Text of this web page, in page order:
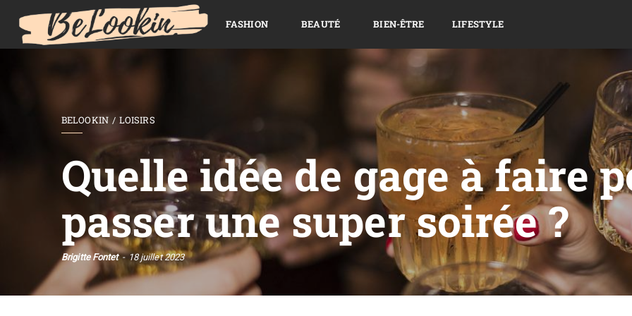
FASHION BEAUTÉ BIEN-ÊTRE LIFESTYLE
BELOOKIN LOISIRS
Quelle idée de gage à faire
passer une super soirée ?
Brigitte Fontet 18 juillet 2023